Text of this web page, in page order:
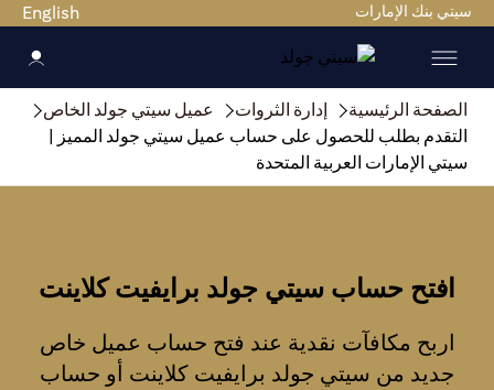
سيتي بنك الإمارات English
الصفحة الرئيسية إدارة الثروات
عميل سيتي جولد الخاص
التقدم بطلب للحصول على حساب عميل سيتي جولد المميز |
سيتي الإمارات العربية المتحدة
افتح حساب سيتي جولد برايفيت كلاينت
اربح مكافآت نقدية عند فتح حساب عميل خاص
جديد من سيتي جولد برايفيت كلاينت أو حساب